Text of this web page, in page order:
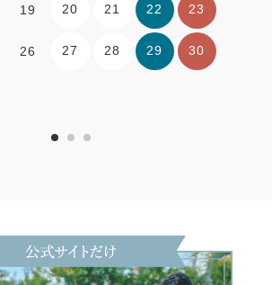
19 20 21 22 23
26 27 28 29 30